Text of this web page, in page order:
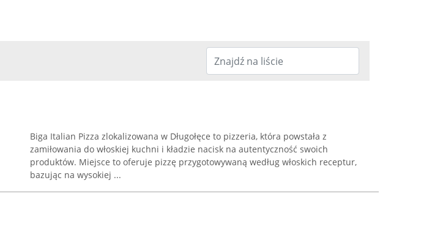
Biga Italian Pizza zlokalizowana w Długołęce to pizzeria, która powstała z
zamiłowania do włoskiej kuchni i kładzie nacisk na autentyczność swoich
produktów. Miejsce to oferuje pizzę przygotowywaną według włoskich receptur,
bazując na wysokiej ...